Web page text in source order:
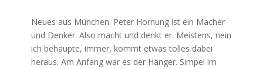
Neues aus München. Peter Hornung ist ein Macher
und Denker. Also macht und denkt er. Meistens, nein
ich behaupte, immer, kommt etwas tolles dabei
heraus. Am Anfang war es der Hänger. Simpel im